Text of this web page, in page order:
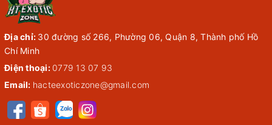
Địa chỉ: 30 đường số 266, Phường 06, Quận 8, Thành phố Hồ
Chí Minh
Điện thoại: 0779 13 07 93
Email: hacteexoticzone@gmail.com